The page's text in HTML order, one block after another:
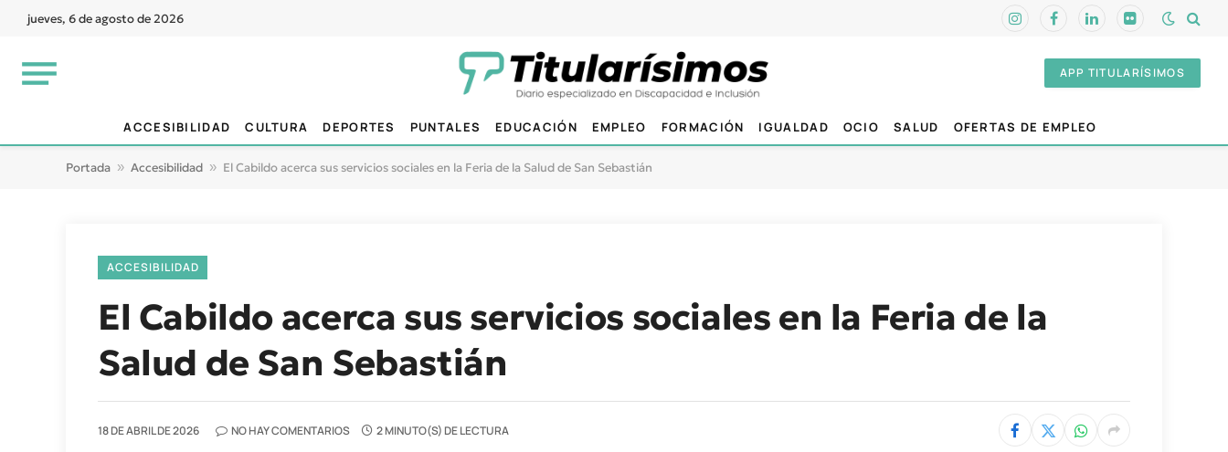
jueves, 6 de agosto de 2026 InstagramFacebookLinkedInFlickr
APP TITULARÍSIMOS
ACCESIBILIDAD CULTURA DEPORTES PUNTALES EDUCACIÓN EMPLEO FORMACIÓN IGUALDAD OCIO SALUD OFERTAS DE EMPLEO
Portada » Accesibilidad » El Cabildo acerca sus servicios sociales en la Feria de la Salud de San Sebastián
ACCESIBILIDAD
El Cabildo acerca sus servicios sociales en la Feria de la
Salud de San Sebastián
18 DE ABRIL DE 2026 NO HAY COMENTARIOS 2 MINUTO(S) DE LECTURA